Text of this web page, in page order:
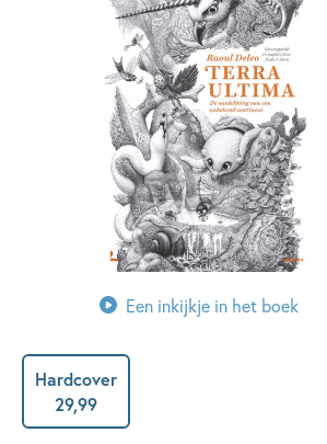
Een inkijkje in het boek
Hardcover
29,99